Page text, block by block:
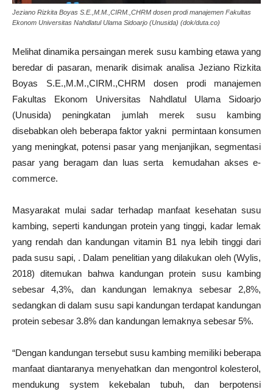
Jeziano Rizkita Boyas S.E.,M.M.,CIRM.,CHRM dosen prodi manajemen Fakultas
Ekonom Universitas Nahdlatul Ulama Sidoarjo (Unusida) (dok/duta.co)
Melihat dinamika persaingan merek susu kambing etawa yang
beredar di pasaran, menarik disimak analisa Jeziano Rizkita
Boyas S.E.,M.M.,CIRM.,CHRM dosen prodi manajemen
Fakultas Ekonom Universitas Nahdlatul Ulama Sidoarjo
(Unusida) peningkatan jumlah merek susu kambing
disebabkan oleh beberapa faktor yakni permintaan konsumen
yang meningkat, potensi pasar yang menjanjikan, segmentasi
pasar yang beragam dan luas serta kemudahan akses e-
commerce.
Masyarakat mulai sadar terhadap manfaat kesehatan susu
kambing, seperti kandungan protein yang tinggi, kadar lemak
yang rendah dan kandungan vitamin B1 nya lebih tinggi dari
pada susu sapi, . Dalam penelitian yang dilakukan oleh (Wylis,
2018) ditemukan bahwa kandungan protein susu kambing
sebesar 4,3%, dan kandungan lemaknya sebesar 2,8%,
sedangkan di dalam susu sapi kandungan terdapat kandungan
protein sebesar 3.8% dan kandungan lemaknya sebesar 5%.
“Dengan kandungan tersebut susu kambing memiliki beberapa
manfaat diantaranya menyehatkan dan mengontrol kolesterol,
mendukung system kekebalan tubuh, dan berpotensi